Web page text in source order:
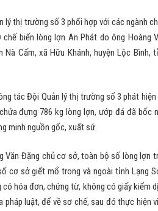
lý thị trường số 3 phối hợp với các ngành
biến lòng lợn An Phát do ông Hoàng
Cấm, xã Hữu Khánh, huyện Lộc Bình,
tác Đội Quản lý thị trường số 3 phát
đựng 786 kg lòng lợn, ướp đá đã bốc
minh nguồn gốc, xuất sứ.
Văn Đặng chủ cơ sở, toàn bộ số lòng lợn
cơ sở giết mổ trong và ngoài tỉnh Lạng
hóa đơn, chứng từ, không có giấy kiểm
pháp luật, để về sơ chế, sau đó thực hiện